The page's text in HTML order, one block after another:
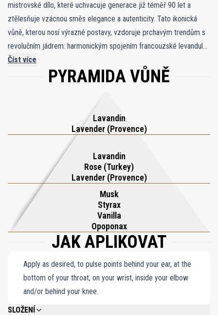
mistrovské dílo, které uchvacuje generace již téměř 90 let a
ztělesňuje vzácnou směs elegance a autenticity. Tato ikonická
vůně, kterou nosí výrazné postavy, vzdoruje prchavým trendům s
revolučním jádrem: harmonickým spojením francouzské levandule,
symbolizující mužskou svěžest, a vanilky, nečekané a tradičně
ženské noty. Tato odvážná kombinace, kterou vytvořil zakladatel
tureckou růží, postupně odhaluje sofistikovaný ambrový akord s
teplem styraxu, opoponaxu a pižma. Více než jen vůně, toaletní
voda Pour Un Homme de CARON je trvalou poctou eleganci, kde
se svěžest a opulentnost, tradice a drzost hladce prolínají a
vytvářejí skutečně nezapomenutelnou vůni.
Číst více
PYRAMIDA VŮNĚ
Lavandin
Lavender (Provence)
Lavandin
Rose (Turkey)
Lavender (Provence)
Musk
Styrax
Vanilla
Opoponax
JAK APLIKOVAT
Apply as desired, to pulse points behind your ear, at the
bottom of your throat, on your wrist, inside your elbow
and/or behind your knee.
SLOŽENÍ